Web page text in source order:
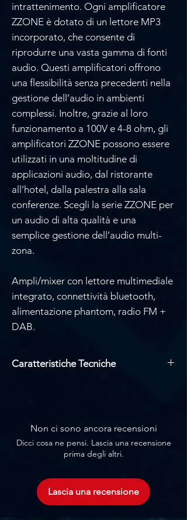
intrattenimento. Ogni amplificatore
ZZONE è dotato di un lettore MP3
incorporato, che consente di
riprodurre una vasta gamma di fonti
audio. Questi amplificatori offrono
una flessibilità senza precedenti nella
gestione dell’audio in ambienti
complessi. Inoltre, grazie al loro
funzionamento a 100V e 4-8 ohm, gli
amplificatori ZZONE possono essere
utilizzati in una moltitudine di
applicazioni audio, dal ristorante
all’hotel, dalla palestra alla sala
conferenze. Scegli la serie ZZONE per
un audio di alta qualità e una
semplice gestione dell’audio multi-
zona.
Ampli/mixer con lettore multimediale
integrato, connettività bluetooth,
alimentazione phantom, radio FM +
DAB.
Caratteristiche Tecniche
Ingressi: 3 x Mic, 4 x Line
Risposta in frequenza: 60Hz-
15kHz(±3dB)
sovraccarico, e protezione contro l’alta
temperatura
Alimentazione: AC230V; 50-60Hz
Non ci sono ancora recensioni
Dicci cosa ne pensi. Lascia una recensione
prima degli altri.
Lascia una recensione